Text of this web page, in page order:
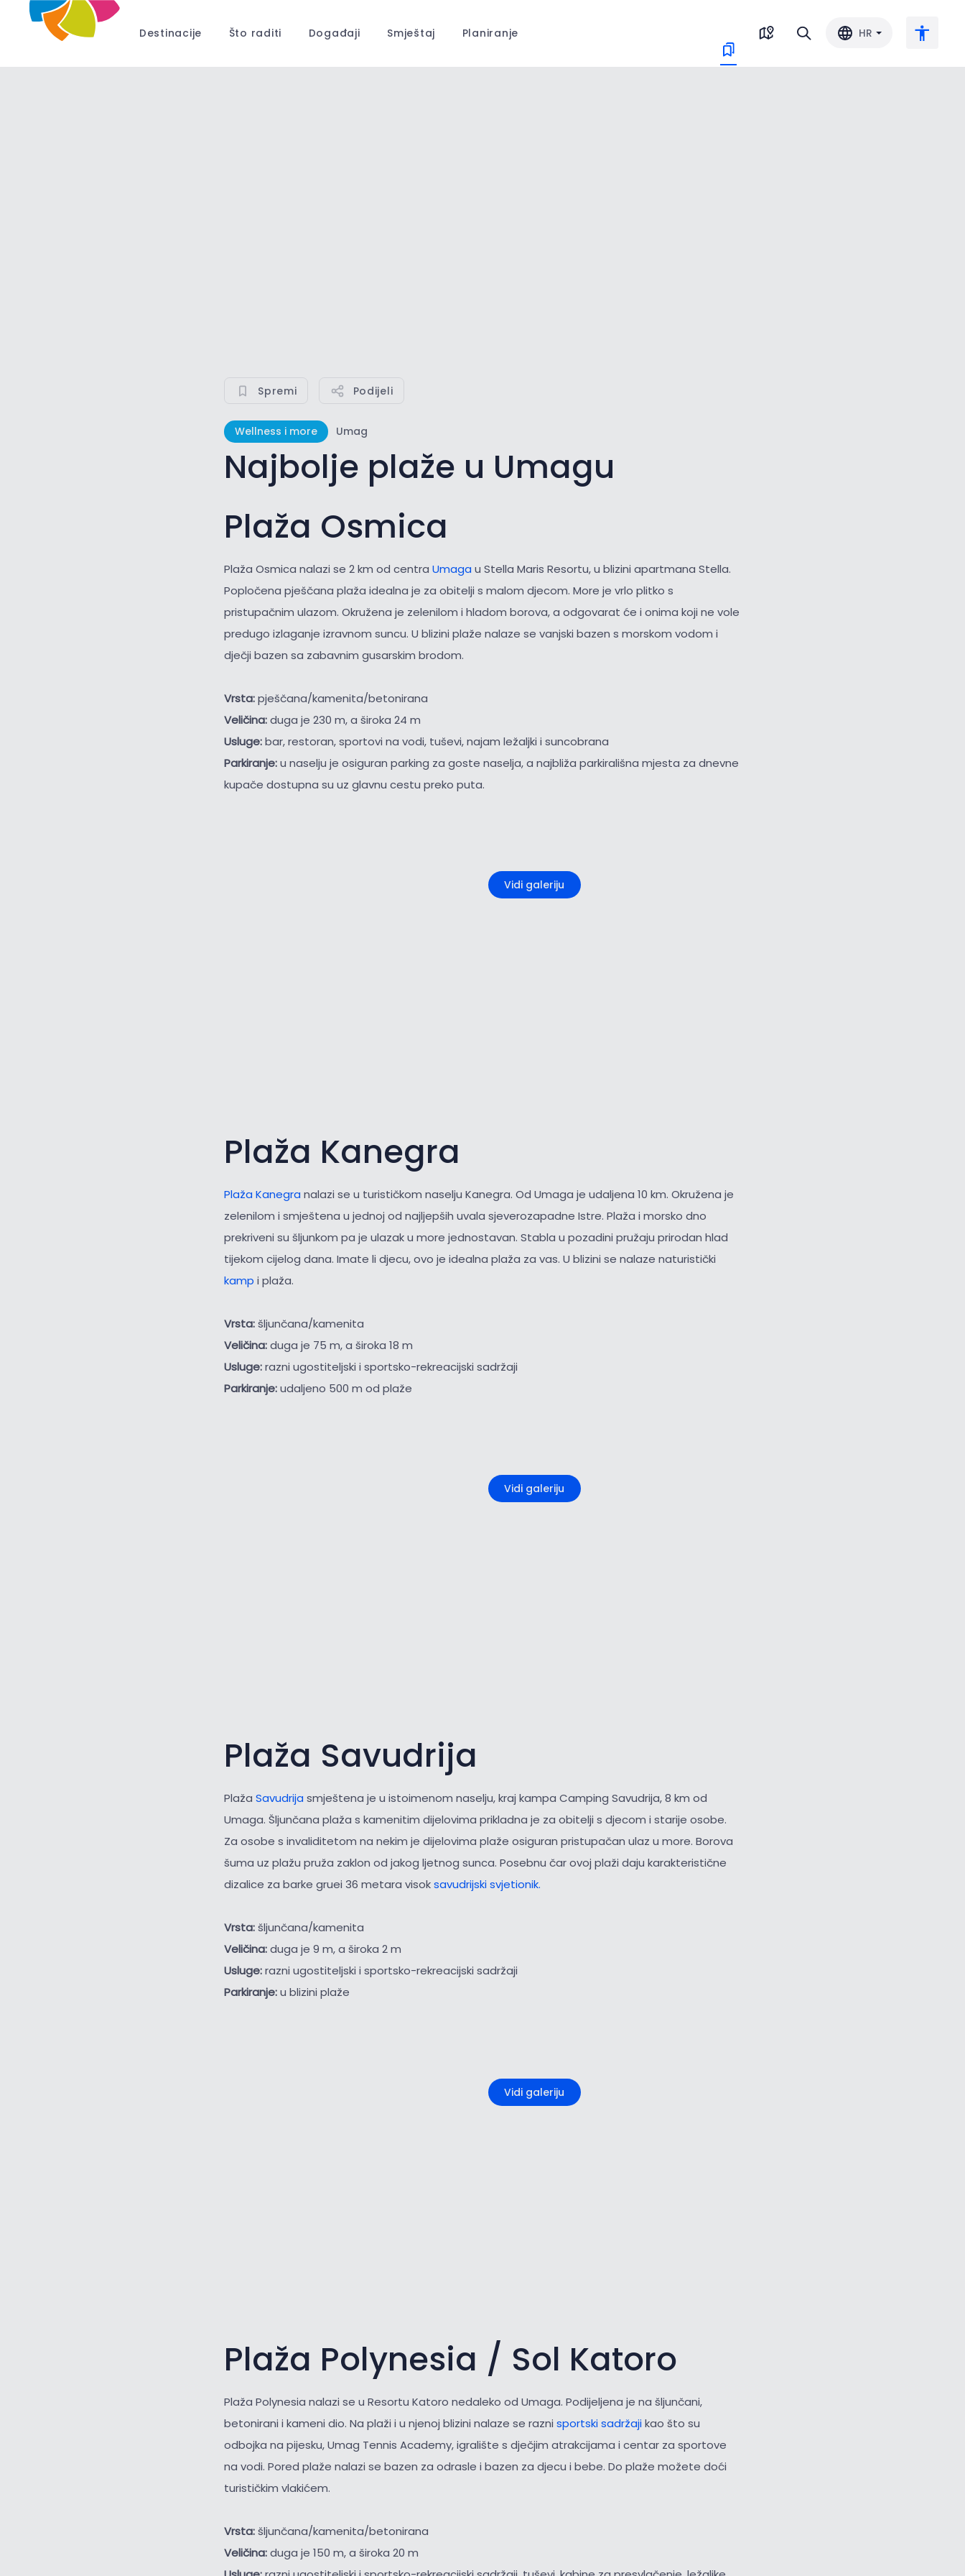
Destinacije Što raditi Događaji Smještaj Planiranje HR
Spremi Podijeli
Wellness i more Umag
Najbolje plaže u Umagu
Plaža Osmica
Plaža Osmica nalazi se 2 km od centra Umaga u Stella Maris Resortu, u blizini apartmana Stella.
Popločena pješčana plaža idealna je za obitelji s malom djecom. More je vrlo plitko s
pristupačnim ulazom. Okružena je zelenilom i hladom borova, a odgovarat će i onima koji ne vole
predugo izlaganje izravnom suncu. U blizini plaže nalaze se vanjski bazen s morskom vodom i
dječji bazen sa zabavnim gusarskim brodom.
Vrsta:pješčana/kamenita/betonirana
Veličina:duga je 230 m, a široka 24 m
Usluge:bar, restoran, sportovi na vodi, tuševi, najam ležaljki i suncobrana
Parkiranje:u naselju je osiguran parking za goste naselja, a najbliža parkirališna mjesta za dnevne
kupače dostupna su uz glavnu cestu preko puta.
Vidi galeriju
Plaža Kanegra
Plaža Kanegra nalazi se u turističkom naselju Kanegra. Od Umaga je udaljena 10 km. Okružena je
zelenilom i smještena u jednoj od najljepših uvala sjeverozapadne Istre. Plaža i morsko dno
prekriveni su šljunkom pa je ulazak u more jednostavan. Stabla u pozadini pružaju prirodan hlad
tijekom cijelog dana. Imate li djecu, ovo je idealna plaža za vas. U blizini se nalaze naturistički
kamp i plaža.
Vrsta:šljunčana/kamenita
Veličina:duga je 75 m, a široka 18 m
Usluge:razni ugostiteljski i sportsko-rekreacijski sadržaji
Parkiranje:udaljeno 500 m od plaže
Vidi galeriju
Plaža Savudrija
Plaža Savudrija smještena je u istoimenom naselju, kraj kampa Camping Savudrija, 8 km od
Umaga. Šljunčana plaža s kamenitim dijelovima prikladna je za obitelji s djecom i starije osobe.
Za osobe s invaliditetom na nekim je dijelovima plaže osiguran pristupačan ulaz u more. Borova
šuma uz plažu pruža zaklon od jakog ljetnog sunca. Posebnu čar ovoj plaži daju karakteristične
dizalice za barke gruei 36 metara visoksavudrijski svjetionik.
Vrsta:šljunčana/kamenita
Veličina:duga je 9 m, a široka 2 m
Usluge:razni ugostiteljski i sportsko-rekreacijski sadržaji
Parkiranje:u blizini plaže
Vidi galeriju
Plaža Polynesia / Sol Katoro
Plaža Polynesia nalazi se u Resortu Katoro nedaleko od Umaga. Podijeljena je na šljunčani,
betonirani i kameni dio. Na plaži i u njenoj blizini nalaze se razni sportski sadržajikao što su
odbojka na pijesku, Umag Tennis Academy, igralište s dječjim atrakcijama i centar za sportove
na vodi. Pored plaže nalazi se bazen za odrasle i bazen za djecu i bebe. Do plaže možete doći
turističkim vlakićem.
Vrsta:šljunčana/kamenita/betonirana
Veličina:duga je 150 m, a široka 20 m